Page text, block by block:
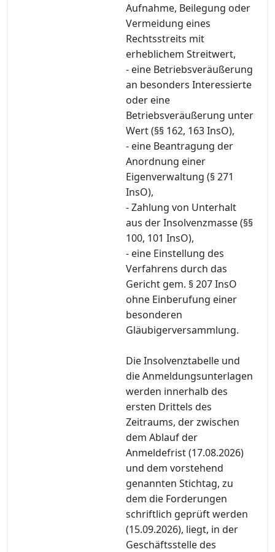
Aufnahme, Beilegung oder
Vermeidung eines
Rechtsstreits mit
erheblichem Streitwert,
- eine Betriebsveräußerung
an besonders Interessierte
oder eine
Betriebsveräußerung unter
Wert (§§ 162, 163 InsO),
- eine Beantragung der
Anordnung einer
Eigenverwaltung (§ 271
InsO),
- Zahlung von Unterhalt
aus der Insolvenzmasse (§§
100, 101 InsO),
- eine Einstellung des
Verfahrens durch das
Gericht gem. § 207 InsO
ohne Einberufung einer
besonderen
Gläubigerversammlung.
Die Insolvenztabelle und
die Anmeldungsunterlagen
werden innerhalb des
ersten Drittels des
Zeitraums, der zwischen
dem Ablauf der
Anmeldefrist (17.08.2026)
und dem vorstehend
genannten Stichtag, zu
dem die Forderungen
schriftlich geprüft werden
(15.09.2026), liegt, in der
Geschäftsstelle des